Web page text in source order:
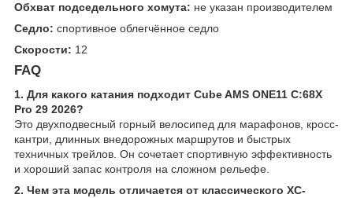
Обхват подседельного хомута: не указан производителем
Седло: спортивное облегчённое седло
Скорости: 12
FAQ
1. Для какого катания подходит Cube AMS ONE11 C:68X
Pro 29 2026?
Это двухподвесный горный велосипед для марафонов, кросс-
кантри, длинных внедорожных маршрутов и быстрых
техничных трейлов. Он сочетает спортивную эффективность
и хороший запас контроля на сложном рельефе.
2. Чем эта модель отличается от классического XC-